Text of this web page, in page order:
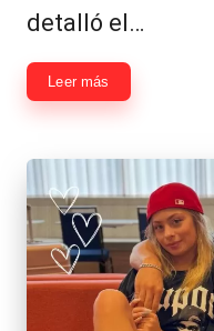
detalló el…
Leer más